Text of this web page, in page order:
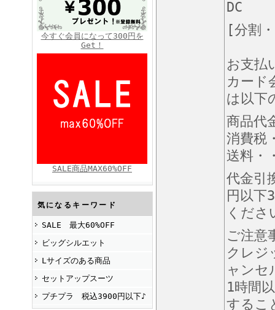
FINEBOYS2025年4月号
今すぐ会員になって300円を
Get！
SALE商品MAX60%OFF
気になるキーワード
SALE 最大60%OFF
ビッグシルエット
Lサイズのある商品
セットアップスーツ
プチプラ 税込3900円以下♪
DC
[分割
お支払
カード
は以下
商品代
消費税
送料・
代金引
円以下
くださ
ご注意
クレジ
ャンセ
1時間
するこ